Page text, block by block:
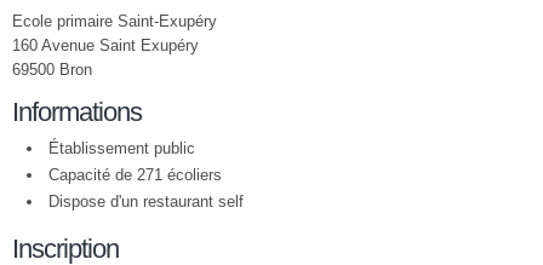
Ecole primaire Saint-Exupéry
160 Avenue Saint Exupéry
69500 Bron
Informations
Établissement public
Capacité de 271 écoliers
Dispose d'un restaurant self
Inscription